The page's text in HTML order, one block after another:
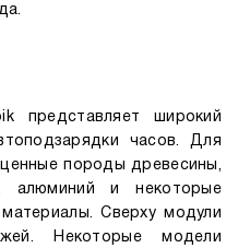
представляет широкий
часов. Для
породы древесины,
алюминий и некоторые
Сверху модули
Некоторые модели